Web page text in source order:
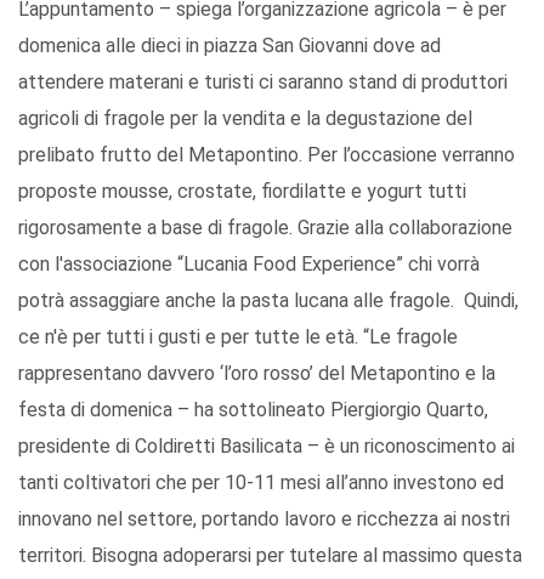
L’appuntamento – spiega l’organizzazione agricola – è per
domenica alle dieci in piazza San Giovanni dove ad
attendere materani e turisti ci saranno stand di produttori
agricoli di fragole per la vendita e la degustazione del
prelibato frutto del Metapontino. Per l’occasione verranno
proposte mousse, crostate, fiordilatte e yogurt tutti
rigorosamente a base di fragole. Grazie alla collaborazione
con l'associazione “Lucania Food Experience” chi vorrà
potrà assaggiare anche la pasta lucana alle fragole. Quindi,
ce n'è per tutti i gusti e per tutte le età. “Le fragole
rappresentano davvero ‘l’oro rosso’ del Metapontino e la
festa di domenica – ha sottolineato Piergiorgio Quarto,
presidente di Coldiretti Basilicata – è un riconoscimento ai
tanti coltivatori che per 10-11 mesi all’anno investono ed
innovano nel settore, portando lavoro e ricchezza ai nostri
territori. Bisogna adoperarsi per tutelare al massimo questa